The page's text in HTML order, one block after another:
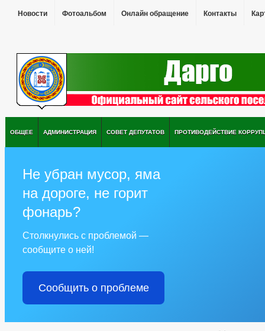
Новости Фотоальбом Онлайн обращение Контакты
ОБЩЕЕ АДМИНИСТРАЦИЯ СОВЕТ ДЕПУТАТОВ ПРОТИВОДЕЙСТВИЕ
Не убран мусор, яма
на дороге, не горит
фонарь?
Столкнулись с проблемой —
сообщите о ней!
Сообщить о проблеме